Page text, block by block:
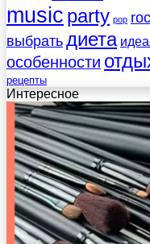
music party pop
выбратьдиета
особенности
рецепты
Интересное